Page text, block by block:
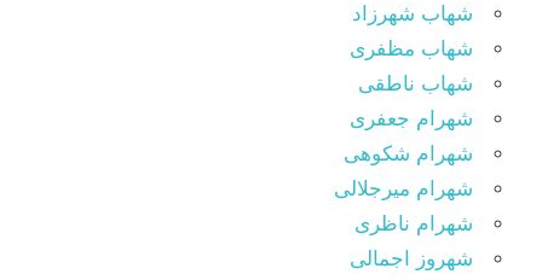
شهاب شهرزاد
شهاب مظفری
شهاب ناطقی
شهرام جعفری
شهرام شکوهی
شهرام میرجلالی
شهرام ناظری
شهروز اجمالی